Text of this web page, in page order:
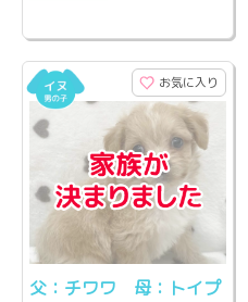
お気に入り
父：チワワ 母：トイプ